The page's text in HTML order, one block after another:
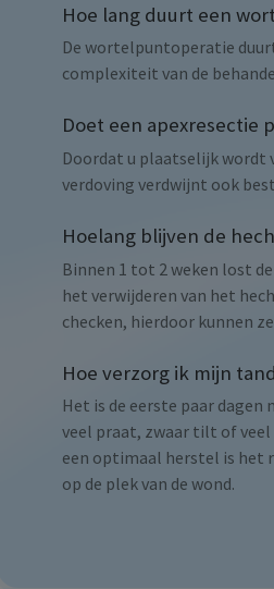
Hoe lang duurt een
De wortelpuntoperatie
complexiteit van de
Doet een apexresectie
Doordat u plaatselijk wordt
verdoving verdwijnt ook
Hoelang blijven de
Binnen 1 tot 2 weken lost
het verwijderen van het
checken, hierdoor kunnen
Hoe verzorg ik mijn
Het is de eerste paar
veel praat, zwaar tilt of
een optimaal herstel is het
op de plek van de wond.